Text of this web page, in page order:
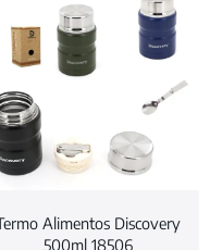
Alimentos Discovery
500ml 18506